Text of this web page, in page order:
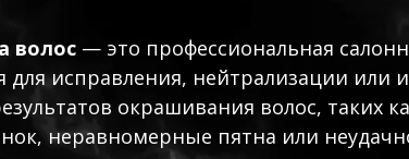
волос — это профессиональная
для исправления, нейтрализации или
окрашивания волос, таких
неравномерные пятна или